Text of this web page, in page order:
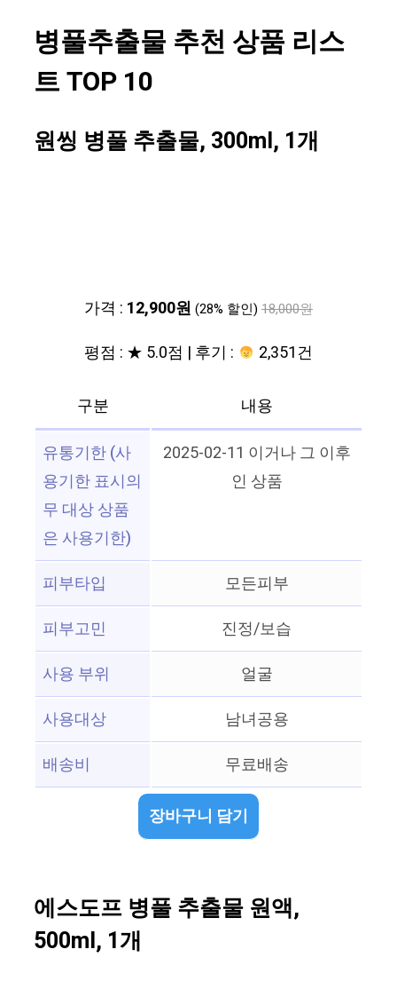
병풀추출물 추천 상품 리스
트 TOP 10
원씽 병풀 추출물, 300ml, 1개
가격 : 12,900원 (28% 할인) 18,000원
평점 : ★ 5.0점 | 후기 : 2,351건
구분
내용
유통기한 (사
용기한 표시의
무 대상 상품
은 사용기한)
2025-02-11 이거나 그 이후
인 상품
피부타입
모든피부
피부고민
진정/보습
사용 부위
얼굴
사용대상
남녀공용
배송비
무료배송
장바구니 담기
에스도프 병풀 추출물 원액,
500ml, 1개